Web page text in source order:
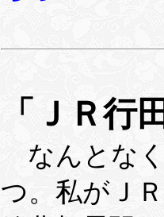
「ＪＲ行
なんとなく
つ。私がＪ